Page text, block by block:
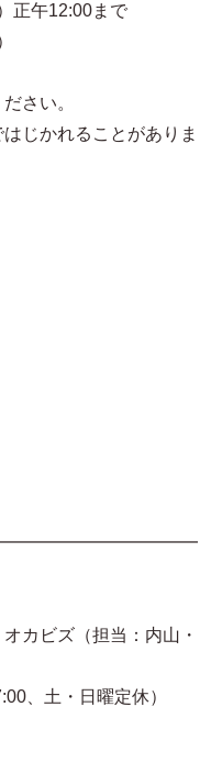
正午12:00まで
さい。
じかれることがありま
カビズ（担当：内山・
、土・日曜定休）